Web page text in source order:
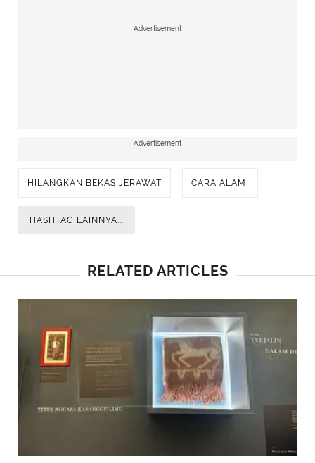
Advertisement
Advertisement
HILANGKAN BEKAS JERAWAT CARA ALAMI
HASHTAG LAINNYA...
RELATED ARTICLES